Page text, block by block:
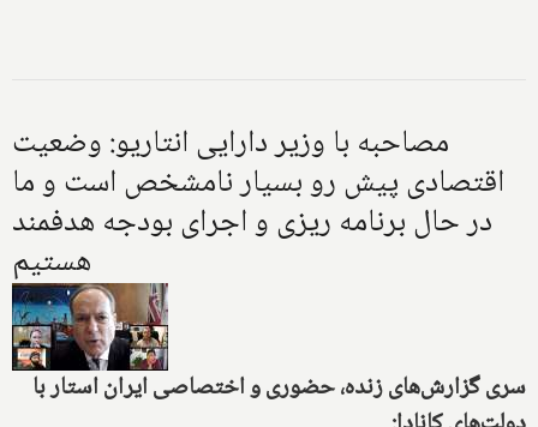
مصاحبه با وزیر دارایی انتاریو: وضعیت
اقتصادی پیش رو بسیار نامشخص است و ما
در حال برنامه ریزی و اجرای بودجه هدفمند
هستیم
سری گزارش‌های زنده، حضوری و اختصاصی ایران استار با